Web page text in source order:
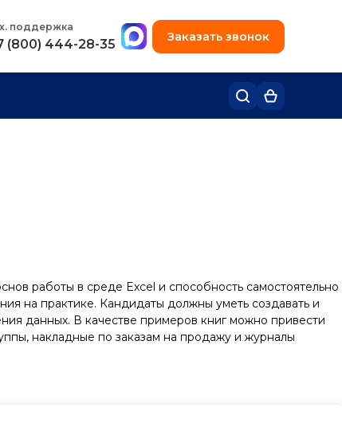
поддержка
(800) 444-28-35
+7 (495) 780-48-49
Заказать звонок
работы в среде Excel и способность самостоятельно
на практике. Кандидаты должны уметь создавать и
данных. В качестве примеров книг можно привести
накладные по заказам на продажу и журналы